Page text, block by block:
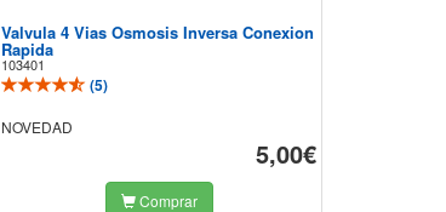
Valvula 4 Vias Osmosis Inversa Conexion
Rapida
103401
(5)
NOVEDAD
5,00€
Comprar